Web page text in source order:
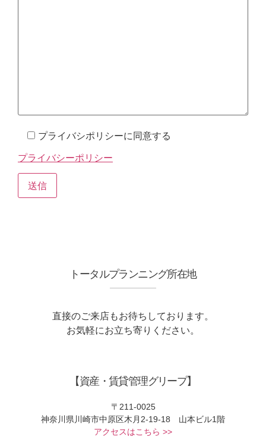
プライバシポリシーに同意する
プライバシーポリシー
トータルプランニング所在地
直接のご来店もお待ちしております。
お気軽にお立ち寄りください。
【資産・賃貸管理グリープ】
〒‎211-0025
神奈川県川崎市中原区木月2-19-18 山本ビル1階
アクセスはこちら >>